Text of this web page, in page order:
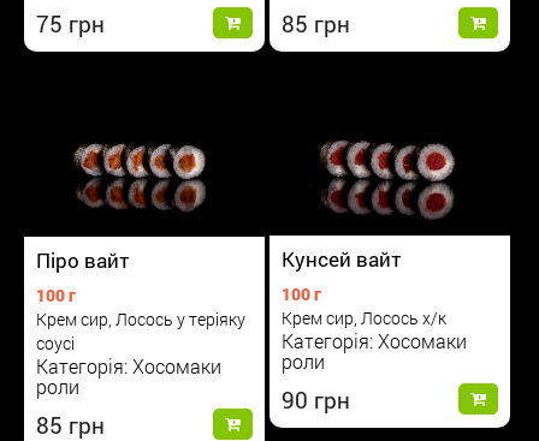
75 85
Піро вайт
100 г
Крем сир, Лосось у теріяку
соусі
Категорія: Хосомаки
роли
85
Кунсей вайт
100 г
Крем сир, Лосось х/к
Категорія: Хосомаки
роли
90